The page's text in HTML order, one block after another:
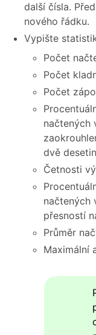
další čísla.
nového řádku.
Vypište
Počet
Počet
Počet
načtených
dvě
Četnosti
načtených
přesností
Průměr
Maximální